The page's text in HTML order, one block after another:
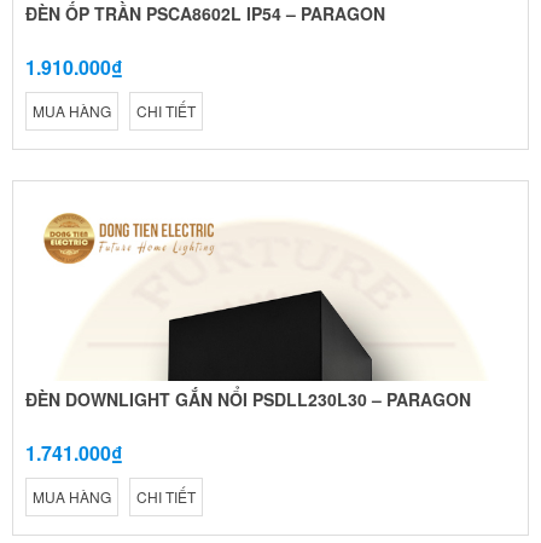
ĐÈN ỐP TRẦN PSCA8602L IP54 – PARAGON
1.910.000₫
MUA HÀNG CHI TIẾT
ĐÈN DOWNLIGHT GẮN NỔI PSDLL230L30 – PARAGON
1.741.000₫
MUA HÀNG CHI TIẾT